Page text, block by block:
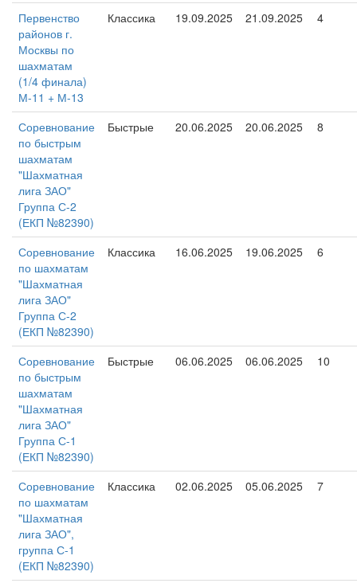
Первенство
районов г.
Москвы по
шахматам
(1/4 финала)
М-11 + М-13
Классика 19.09.2025 21.09.2025 4
Соревнование
по быстрым
шахматам
"Шахматная
лига ЗАО"
Группа С-2
(ЕКП №82390)
Быстрые 20.06.2025 20.06.2025 8
Соревнование
по шахматам
"Шахматная
лига ЗАО"
Группа С-2
(ЕКП №82390)
Классика 16.06.2025 19.06.2025 6
Соревнование
по быстрым
шахматам
"Шахматная
лига ЗАО"
Группа С-1
(ЕКП №82390)
Быстрые 06.06.2025 06.06.2025 10
Соревнование
по шахматам
"Шахматная
лига ЗАО",
группа С-1
(ЕКП №82390)
Классика 02.06.2025 05.06.2025 7